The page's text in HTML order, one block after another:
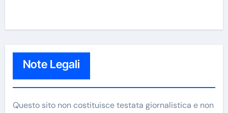
Note Legali
Questo sito non costituisce testata giornalistica e non